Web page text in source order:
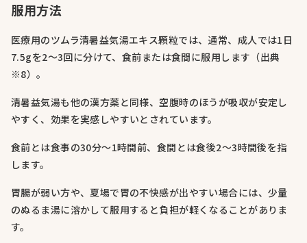
服用方法
医療用のツムラ清暑益気湯エキス顆粒では、通常、成人では1日
7.5gを2〜3回に分けて、食前または食間に服用します（出典
※8）。
清暑益気湯も他の漢方薬と同様、空腹時のほうが吸収が安定し
やすく、効果を実感しやすいとされています。
食前とは食事の30分〜1時間前、食間とは食後2〜3時間後を指
します。
胃腸が弱い方や、夏場で胃の不快感が出やすい場合には、少量
のぬるま湯に溶かして服用すると負担が軽くなることがありま
す。